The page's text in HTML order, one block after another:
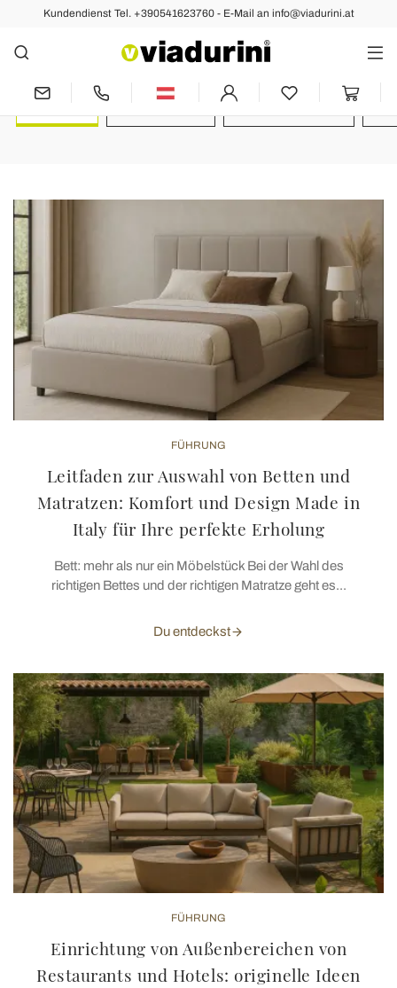
Kundendienst Tel. +390541623760 - E-Mail an info@viadurini.at
Blog
Alle (24) Führung Nachrichten (37)
FÜHRUNG
Leitfaden zur Auswahl von Betten und
Matratzen: Komfort und Design Made in
Italy für Ihre perfekte Erholung
Bett: mehr als nur ein Möbelstück Bei der Wahl des
richtigen Bettes und der richtigen Matratze geht es...
Du entdeckst
FÜHRUNG
Einrichtung von Außenbereichen von
Restaurants und Hotels: originelle Ideen